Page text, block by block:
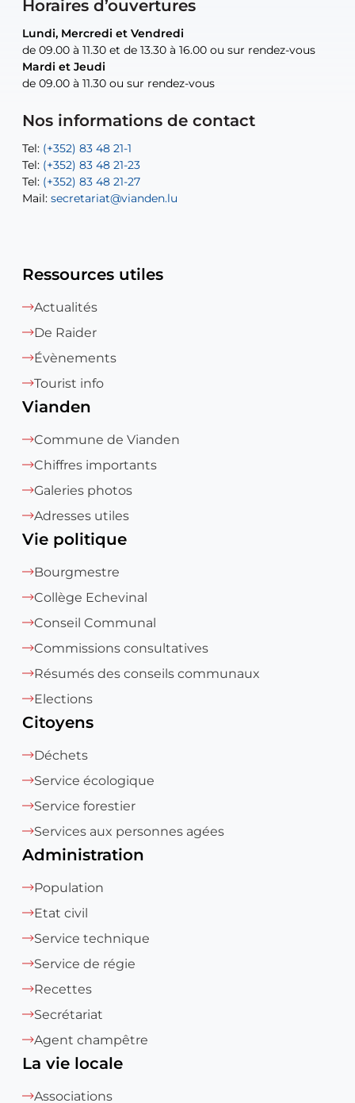
Horaires d’ouvertures
Lundi, Mercredi et Vendredi
de 09.00 à 11.30 et de 13.30 à 16.00 ou sur rendez-vous
Mardi et Jeudi
de 09.00 à 11.30 ou sur rendez-vous
Nos informations de contact
Tel: (+352) 83 48 21-1
Tel: (+352) 83 48 21-23
Tel: (+352) 83 48 21-27
Mail: secretariat@vianden.lu
Lundi, Mercredi et Vendredi
de 09.00 à 11.30 et de 13.30 à 16.00 ou sur rendez-vous
Mardi et Jeudi
de 09.00 à 11.30 ou sur rendez-vous
Tel: (+352) 83 48 21-20
Tel: (+352) 83 48 21-22
Mail:sofia.carvalho@vianden.lu
Mail: diane.storn@vianden.lu
uniquement sur rendez-vous
Mail:recette@vianden.lu
uniquement sur rendez-vous
Tel:(+352) 83 48 21-31
uniquement sur rendez-vous
Tel:Permanence (Fuite d’eau) : 83 48 21 61
Ressources utiles
Actualités
De Raider
Évènements
Tourist info
Vianden
Commune de Vianden
Chiffres importants
Galeries photos
Adresses utiles
Vie politique
Bourgmestre
Collège Echevinal
Conseil Communal
Commissions consultatives
Résumés des conseils communaux
Elections
Citoyens
Déchets
Service écologique
Service forestier
Services aux personnes agées
Administration
Population
Etat civil
Service technique
Service de régie
Recettes
Secrétariat
Agent champêtre
La vie locale
Associations